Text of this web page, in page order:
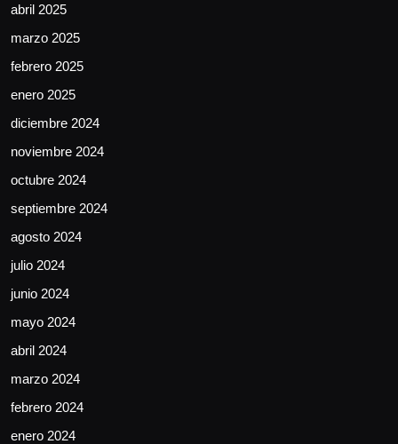
abril 2025
marzo 2025
febrero 2025
enero 2025
diciembre 2024
noviembre 2024
octubre 2024
septiembre 2024
agosto 2024
julio 2024
junio 2024
mayo 2024
abril 2024
marzo 2024
febrero 2024
enero 2024